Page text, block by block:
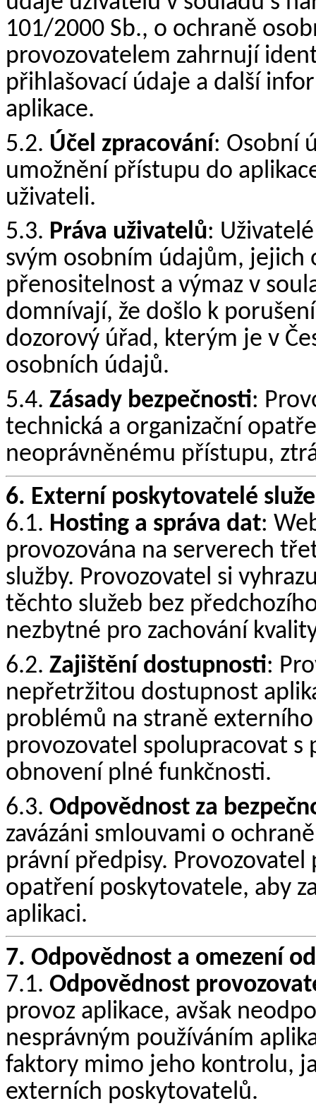
101/2000 Sb., o ochraně
provozovatelem zahrnují
přihlašovací údaje a další
aplikace.
5.2. Účel zpracování: Osobní
umožnění přístupu do
uživateli.
5.3. Práva uživatelů:
svým osobním údajům, jejich
přenositelnost a výmaz v
domnívají, že došlo k
dozorový úřad, kterým je v
osobních údajů.
5.4. Zásady bezpečnosti:
technická a organizační
neoprávněnému přístupu,
6. Externí poskytovatelé
6.1. Hosting a správa dat:
provozována na serverech
služby. Provozovatel si
těchto služeb bez
nezbytné pro zachování
6.2. Zajištění dostupnosti:
nepřetržitou dostupnost
problémů na straně
provozovatel spolupracovat
obnovení plné funkčnosti.
6.3. Odpovědnost za
zavázáni smlouvami o
právní předpisy.
opatření poskytovatele, aby
aplikaci.
7. Odpovědnost a omezení
7.1. Odpovědnost
provoz aplikace, avšak
nesprávným používáním
faktory mimo jeho kontrolu,
externích poskytovatelů.